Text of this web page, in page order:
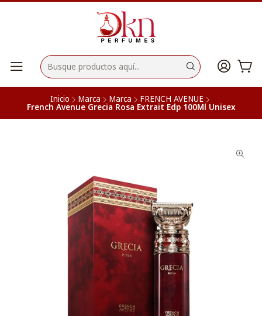
Inicio Marca Marca FRENCH AVENUE
French Avenue Grecia Rosa Extrait Edp 100Ml Unisex